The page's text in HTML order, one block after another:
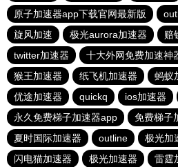
原子加速器app下载官网最新版
旋风加速
极光aurora加速器 赔
twitter加速器
十大外网免费加速神
猴王加速器
纸飞机加速器
蚂蚁
优途加速器
quickq ios加速器
永久免费梯子加速器app
免费梯子
夏时国际加速器
outline 极光加
闪电猫加速器
极光加速器 雷霆